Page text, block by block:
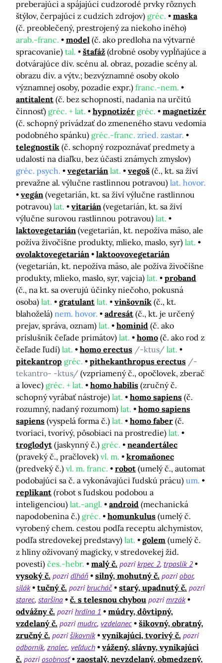
preberajúci a spájajúci cudzorodé prvky rôznych
štýlov, čerpajúci z cudzích zdrojov) gréc.
maska
(č. preoblečený, prestrojený za niekoho iného)
arab.-franc.
model (č. ako predloha na výtvarné
spracovanie) tal. štafáž (drobné osoby vypĺňajúce a
dotvárajúce div. scénu al. obraz, pozadie scény al.
obrazu div. a výtv.; bezvýznamné osoby okolo
významnej osoby, pozadie expr.) franc.-nem.
antitalent (č. bez schopností, nadania na určitú
činnosť) gréc. + lat. hypnotizér gréc.
magnetizér
(č. schopný privádzať do zmeneného stavu vedomia
podobného spánku) gréc.-franc. zried. zastar.
telegnostik (č. schopný rozpoznávať predmety a
udalosti na diaľku, bez účasti známych zmyslov)
gréc. psych.
vegetarián lat. vegoš (č., kt. sa živí
prevažne al. výlučne rastlinnou potravou) lat. hovor.
vegán (vegetarián, kt. sa živí výlučne rastlinnou
potravou) lat. vitarián (vegetarián, kt. sa živí
výlučne surovou rastlinnou potravou) lat.
laktovegetarián (vegetarián, kt. nepožíva mäso, ale
požíva živočíšne produkty, mlieko, maslo, syr) lat.
ovolaktovegetarián
laktoovovegetarián
(vegetarián, kt. nepožíva mäso, ale požíva živočíšne
produkty, mlieko, maslo, syr, vajcia) lat.
proband
(č., na kt. sa overujú účinky niečoho, pokusná
osoba) lat. gratulant lat. vinšovník (č., kt.
blahoželá) nem. hovor. adresát (č., kt. je určený
prejav, správa, oznam) lat. hominid (č. ako
príslušník čeľade primátov) lat. homo (č. ako rod z
čeľade ľudí) lat. homo erectus /-ktus/ lat.
pitekantrop gréc. pithekanthropus erectus /-
tekantro- -ktus/ (vzpriamený č., opočlovek, zberač
a lovec) gréc. + lat. homo habilis (zručný č.
schopný vyrábať nástroje) lat. homo sapiens (č.
rozumný, nadaný rozumom) lat.
homo sapiens
sapiens (vyspelá forma č.) lat. homo faber (č.
tvoriaci, tvorivý, pôsobiaci na prostredie) lat.
troglodyt (jaskynný č.) gréc.
neandertálec
(praveký č., pračlovek) vl. m.
kromaňonec
(predveký č.) vl. m. franc. robot (umelý č., automat
podobajúci sa č. a vykonávajúci ľudskú prácu) um.
replikant (robot s ľudskou podobou a
inteligenciou) lat.-angl. android (mechanická
napodobenina č.) gréc. homunkulus (umelý č.
vyrobený chem. cestou podľa receptu alchymistov,
podľa stredovekej predstavy) lat. golem (umelý č.
z hliny oživovaný magicky, v stredovekej žid.
povesti) čes.-hebr. malý č. pozrikrpec 2 trpaslík 2
vysoký č. pozridlháň silný, mohutný č. pozriobor
silák
tučný č. pozribrucháč starý, upadnutý č. pozri
starec staršina č. s telesnou chybou pozrimrzák
odvážny č. pozrihrdina 1
múdry, dôvtipný,
vzdelaný č. pozrimudrc vzdelanec
šikovný, obratný,
zručný č. pozrišikovník vynikajúci, tvorivý č. pozri
odborník znalec veľduch
vážený, slávny, vynikajúci
č. pozriosobnosť
zaostalý, nevzdelaný, obmedzený,